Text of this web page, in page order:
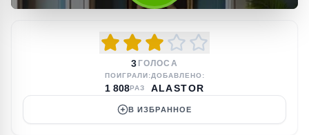
3 ГОЛОСА
ПОИГРАЛИ:
1 808РАЗ
ДОБАВЛЕНО:
ALASTOR
В ИЗБРАННОЕ